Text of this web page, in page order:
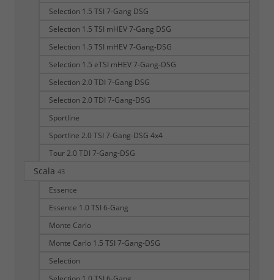
Selection 1.5 TSI 7-Gang DSG
Selection 1.5 TSI mHEV 7-Gang DSG
Selection 1.5 TSI mHEV 7-Gang-DSG
Selection 1.5 eTSI mHEV 7-Gang-DSG
Selection 2.0 TDI 7-Gang DSG
Selection 2.0 TDI 7-Gang-DSG
Sportline
Sportline 2.0 TSI 7-Gang-DSG 4x4
Tour 2.0 TDI 7-Gang-DSG
Scala 43
Essence
Essence 1.0 TSI 6-Gang
Monte Carlo
Monte Carlo 1.5 TSI 7-Gang-DSG
Selection